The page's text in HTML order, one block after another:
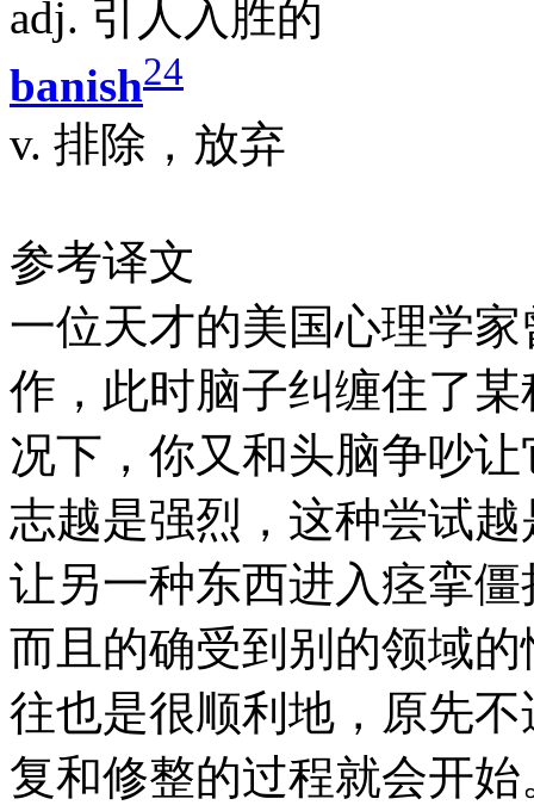
adj. 引人入胜的
banish24
v. 排除，放弃
参考译文
一位天才的美国心理学
作，此时脑子纠缠住了
况下，你又和头脑争吵
志越是强烈，这种尝试
让另一种东西进入痉挛
而且的确受到别的领域
往也是很顺利地，原先
复和修整的过程就会开始